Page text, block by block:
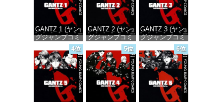
GANTZ 1 (ヤン
グジャンプコミ
ックスDIGITAL)
価格：¥100
GANTZ 2 (ヤン
グジャンプコミ
ックスDIGITAL)
価格：¥100
GANTZ 3 (ヤン
グジャンプコミ
ックスDIGITAL)
価格：¥100
4位 5位 6位